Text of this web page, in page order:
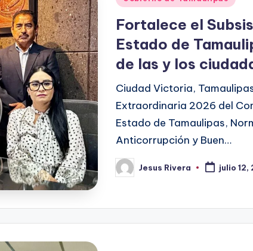
Fortalece el
Estado de
de las y los
Ciudad Victoria,
Extraordinaria 2026 del
Estado de Tamaulipas,
Anticorrupción y Buen…
Publicado
por
Jesus Rivera julio 12,